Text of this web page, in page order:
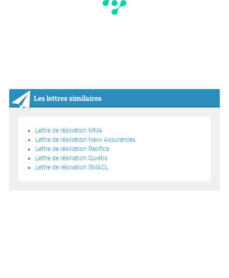
Les lettres similaires
Lettre de résiliation MMA
Lettre de résiliation Nexx Assurances
Lettre de résiliation Pacifica
Lettre de résiliation Quiétis
Lettre de résiliation SMACL